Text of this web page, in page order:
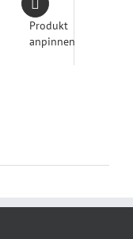
Produkt
anpinnen